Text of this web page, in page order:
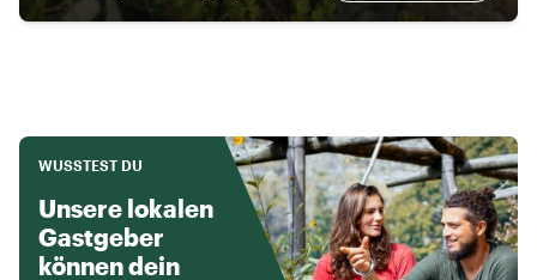
WUSSTEST DU
Unsere lokalen
Gastgeber
können dein